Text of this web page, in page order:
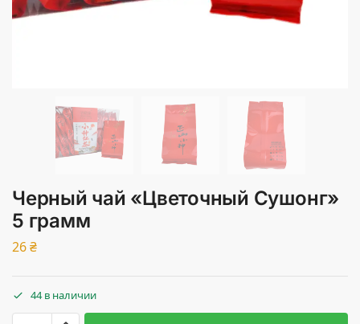
Черный чай «Цветочный Сушонг»
5 грамм
26₴
44 в наличии